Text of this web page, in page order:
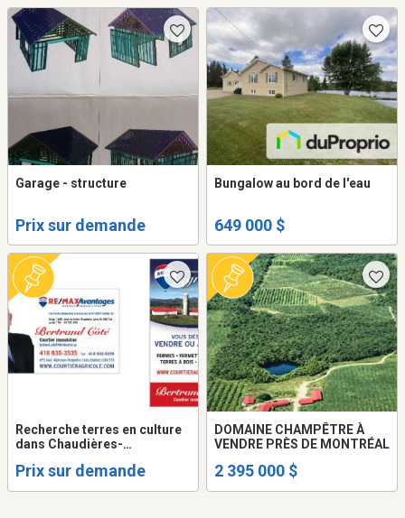
Garage - structure
Prix sur demande
Bungalow au bord de l'eau
649 000 $
Recherche terres en culture
dans Chaudières-
producteurs agricoles
Prix sur demande
DOMAINE CHAMPÊTRE À
VENDRE PRÈS DE MONTRÉAL
2 395 000 $